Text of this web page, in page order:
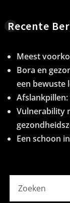
Recente
Meest
Bora en
een bewuste
Afslankpillen:
Vulnerability
Een schoon